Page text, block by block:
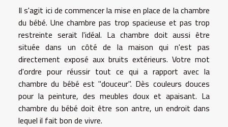
Il s'agit ici de commencer la mise en place de la chambre
du bébé. Une chambre pas trop spacieuse et pas trop
restreinte serait l'idéal. La chambre doit aussi être
située dans un côté de la maison qui n'est pas
directement exposé aux bruits extérieurs. Votre mot
d'ordre pour réussir tout ce qui a rapport avec la
chambre du bébé est "douceur". Dès couleurs douces
pour la peinture, des meubles doux et apaisant. La
chambre du bébé doit être son antre, un endroit dans
lequel il fait bon de vivre.